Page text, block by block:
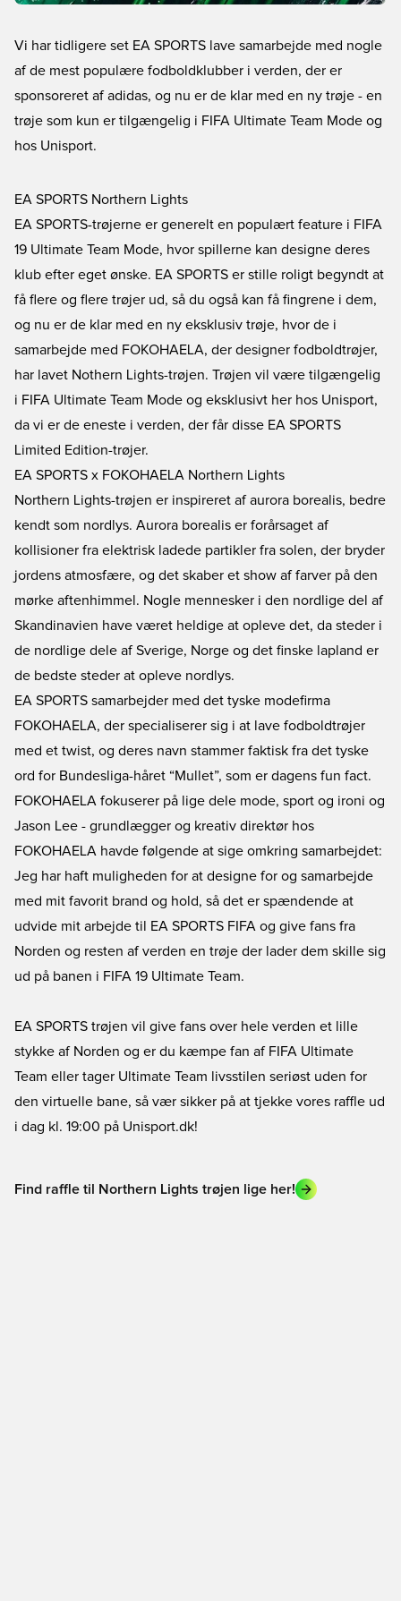
Vi har tidligere set EA SPORTS lave samarbejde med nogle
af de mest populære fodboldklubber i verden, der er
sponsoreret af adidas, og nu er de klar med en ny trøje - en
trøje som kun er tilgængelig i FIFA Ultimate Team Mode og
hos Unisport.
EA SPORTS Northern Lights
EA SPORTS-trøjerne er generelt en populært feature i FIFA
19 Ultimate Team Mode, hvor spillerne kan designe deres
klub efter eget ønske. EA SPORTS er stille roligt begyndt at
få flere og flere trøjer ud, så du også kan få fingrene i dem,
og nu er de klar med en ny eksklusiv trøje, hvor de i
samarbejde med FOKOHAELA, der designer fodboldtrøjer,
har lavet Nothern Lights-trøjen. Trøjen vil være tilgængelig
i FIFA Ultimate Team Mode og eksklusivt her hos Unisport,
da vi er de eneste i verden, der får disse EA SPORTS
Limited Edition-trøjer.
EA SPORTS x FOKOHAELA Northern Lights
Northern Lights-trøjen er inspireret af aurora borealis, bedre
kendt som nordlys. Aurora borealis er forårsaget af
kollisioner fra elektrisk ladede partikler fra solen, der bryder
jordens atmosfære, og det skaber et show af farver på den
mørke aftenhimmel. Nogle mennesker i den nordlige del af
Skandinavien have været heldige at opleve det, da steder i
de nordlige dele af Sverige, Norge og det finske lapland er
de bedste steder at opleve nordlys.
EA SPORTS samarbejder med det tyske modefirma
FOKOHAELA, der specialiserer sig i at lave fodboldtrøjer
med et twist, og deres navn stammer faktisk fra det tyske
ord for Bundesliga-håret “Mullet”, som er dagens fun fact.
FOKOHAELA fokuserer på lige dele mode, sport og ironi og
Jason Lee - grundlægger og kreativ direktør hos
FOKOHAELA havde følgende at sige omkring samarbejdet:
Jeg har haft muligheden for at designe for og samarbejde
med mit favorit brand og hold, så det er spændende at
udvide mit arbejde til EA SPORTS FIFA og give fans fra
Norden og resten af verden en trøje der lader dem skille sig
ud på banen i FIFA 19 Ultimate Team.
EA SPORTS trøjen vil give fans over hele verden et lille
stykke af Norden og er du kæmpe fan af FIFA Ultimate
Team eller tager Ultimate Team livsstilen seriøst uden for
den virtuelle bane, så vær sikker på at tjekke vores raffle ud
i dag kl. 19:00 på Unisport.dk!
Find raffle til Northern Lights trøjen lige her!